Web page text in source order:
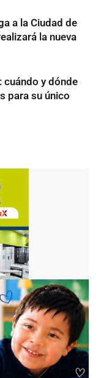
a la Ciudad de
la nueva
cuándo y dónde
para su único